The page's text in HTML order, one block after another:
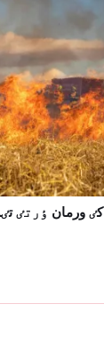
ورمان ٶرتٸ